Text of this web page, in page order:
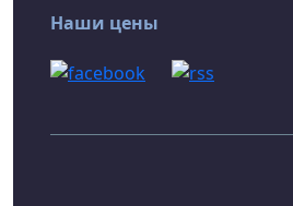
Наши цены